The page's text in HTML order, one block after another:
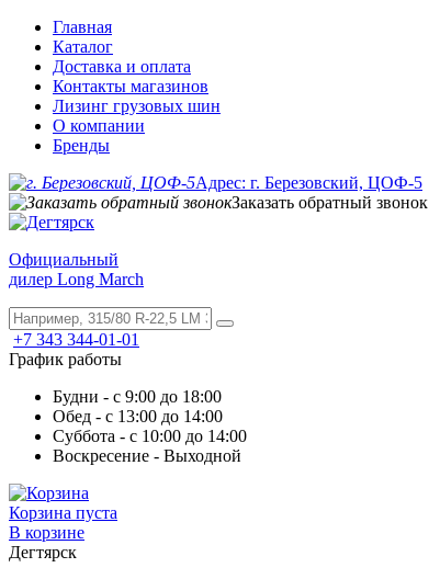
Главная
Каталог
Доставка и оплата
Контакты магазинов
Лизинг грузовых шин
О компании
Бренды
Адрес: г. Березовский, ЦОФ-5
Заказать обратный звонок
Официальный
дилер Long March
+7 343 344-01-01
График работы
Будни - с 9:00 до 18:00
Обед - с 13:00 до 14:00
Суббота - с 10:00 до 14:00
Воскресение - Выходной
Корзина пуста
В корзине
Дегтярск